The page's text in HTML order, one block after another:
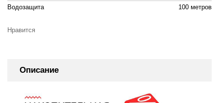
Водозащита
100 метров
Нравится
Описание